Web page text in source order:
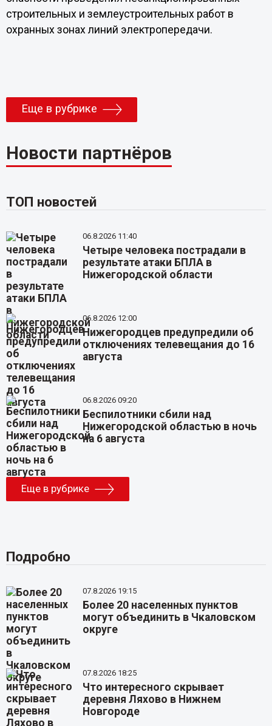
строительных и землеустроительных работ в
охранных зонах линий электропередачи.
Еще в рубрике
Новости партнёров
ТОП новостей
06.8.2026 11:40
Четыре человека пострадали в
результате атаки БПЛА в
Нижегородской области
06.8.2026 12:00
Нижегородцев предупредили об
отключениях телевещания до 16
августа
06.8.2026 09:20
Беспилотники сбили над
Нижегородской областью в ночь
на 6 августа
Еще в рубрике
Подробно
07.8.2026 19:15
Более 20 населенных пунктов
могут объединить в Чкаловском
округе
07.8.2026 18:25
Что интересного скрывает
деревня Ляхово в Нижнем
Новгороде